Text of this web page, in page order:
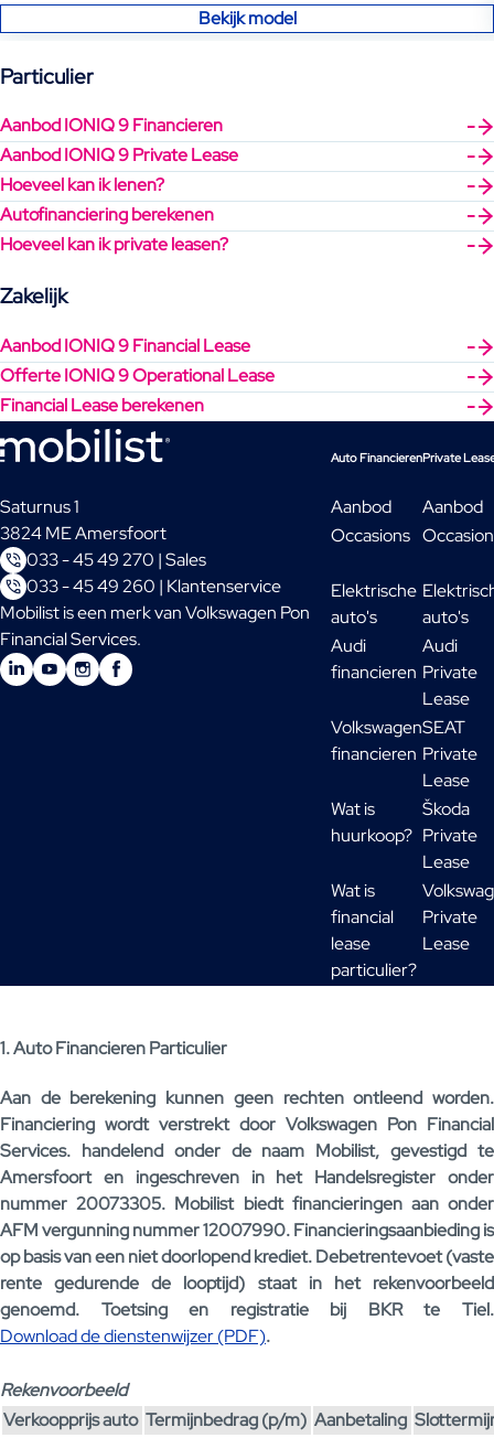
Bekijk model
Particulier
Aanbod IONIQ 9 Financieren
Aanbod IONIQ 9 Private Lease
Hoeveel kan ik lenen?
Autofinanciering berekenen
Hoeveel kan ik private leasen?
Zakelijk
Aanbod IONIQ 9 Financial Lease
Offerte IONIQ 9 Operational Lease
Financial Lease berekenen
Saturnus 1
3824 ME Amersfoort
033 - 45 49 270 | Sales
033 - 45 49 260 | Klantenservice
Mobilist is een merk van Volkswagen Pon
Financial Services.
Auto Financieren
Aanbod
Occasions
Elektrische
auto's
Audi
financieren
Volkswagen
financieren
Wat is
huurkoop?
Wat is
financial
lease
particulier?
Private
Aanbod
auto's
Audi
Private
Lease
SEAT
Private
Lease
Škoda
Private
Lease
Private
Lease
1. Auto Financieren Particulier
Aan de berekening kunnen geen rechten ontleend worden.
Financiering wordt verstrekt door Volkswagen Pon Financial
Services. handelend onder de naam Mobilist, gevestigd te
Amersfoort en ingeschreven in het Handelsregister onder
nummer 20073305. Mobilist biedt financieringen aan onder
AFM vergunning nummer 12007990. Financieringsaanbieding is
op basis van een niet doorlopend krediet. Debetrentevoet (vaste
rente gedurende de looptijd) staat in het rekenvoorbeeld
genoemd. Toetsing en registratie bij BKR te Tiel.
Download de dienstenwijzer (PDF).
Rekenvoorbeeld
Verkoopprijs auto Termijnbedrag (p/m) Aanbetaling